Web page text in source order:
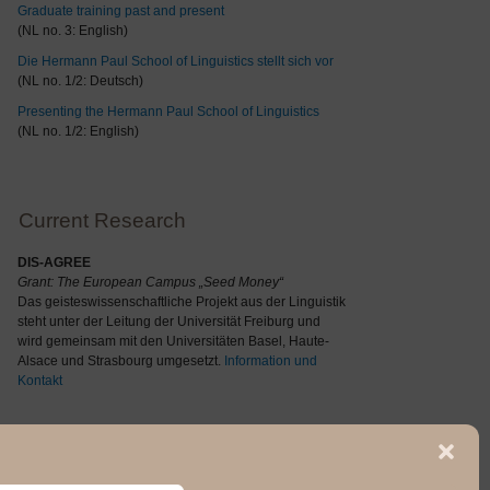
Graduate training past and present
(NL no. 3: English)
Die Hermann Paul School of Linguistics stellt sich vor
(NL no. 1/2: Deutsch)
Presenting the Hermann Paul School of Linguistics
(NL no. 1/2: English)
Current Research
DIS-AGREE
Grant: The European Campus „Seed Money“
Das geisteswissenschaftliche Projekt aus der Linguistik
steht unter der Leitung der Universität Freiburg und
wird gemeinsam mit den Universitäten Basel, Haute-
Alsace und Strasbourg umgesetzt. Information und
Kontakt